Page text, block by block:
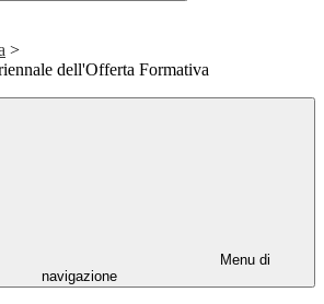
>
dell'Offerta Formativa
Menu di
navigazione